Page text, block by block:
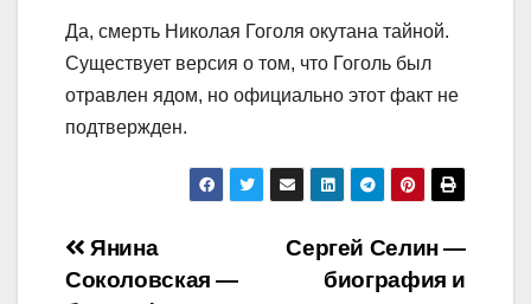
Да, смерть Николая Гоголя окутана тайной.
Существует версия о том, что Гоголь был
отравлен ядом, но официально этот факт не
подтвержден.
Навигация
Сергей Селин —
биография и
Янина
Соколовская —